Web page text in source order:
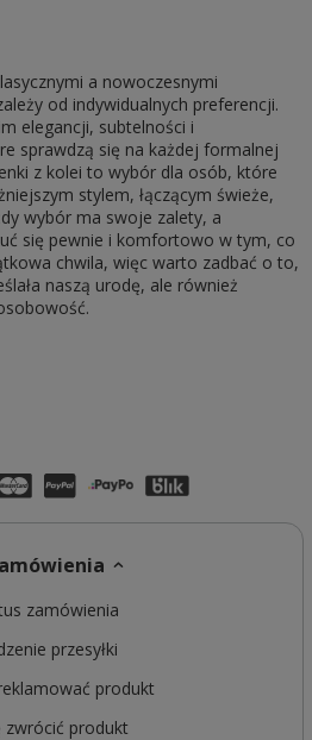
a nowoczesnymi
od indywidualnych preferencji.
elegancji, subtelności i
sprawdzą się na każdej formalnej
z kolei to wybór dla osób, które
stylem, łączącym świeże,
wybór ma swoje zalety, a
się pewnie i komfortowo w tym, co
chwila, więc warto zadbać o to,
naszą urodę, ale również
zamówienia
przesyłki
produkt
zwrócić produkt